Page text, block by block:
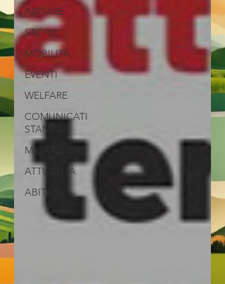
ABITARE
STORIE
MOBILITÀ
EVENTI
WELFARE
COMUNICATI
STAMPA
MIGRAZIONE
ATTUALITÀ
ABITARE